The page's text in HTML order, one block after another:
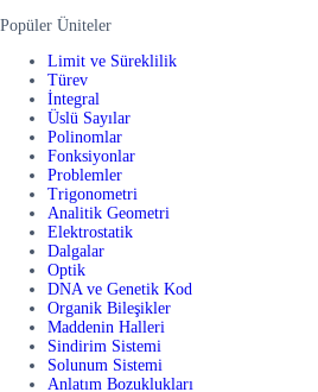
Popüler Üniteler
Limit ve Süreklilik
Türev
İntegral
Üslü Sayılar
Polinomlar
Fonksiyonlar
Problemler
Trigonometri
Analitik Geometri
Elektrostatik
Dalgalar
Optik
DNA ve Genetik Kod
Organik Bileşikler
Maddenin Halleri
Sindirim Sistemi
Solunum Sistemi
Anlatım Bozuklukları